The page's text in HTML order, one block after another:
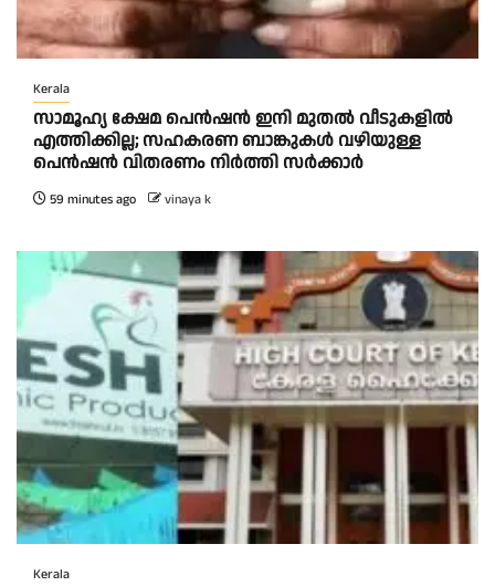
Kerala
സാമൂഹ്യ ക്ഷേമ പെൻഷൻ ഇനി മുതൽ വീടുകളിൽ
എത്തിക്കില്ല; സഹകരണ ബാങ്കുകൾ വഴിയുള്ള
പെൻഷൻ വിതരണം നിർത്തി സർക്കാർ
59 minutes ago vinaya k
Kerala